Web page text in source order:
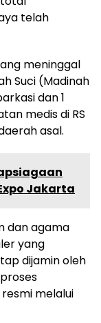
telah
meninggal
Suci (Madinah
dan 1
medis di RS
asal.
Jakarta
dan agama
yang
dijamin oleh
melalui